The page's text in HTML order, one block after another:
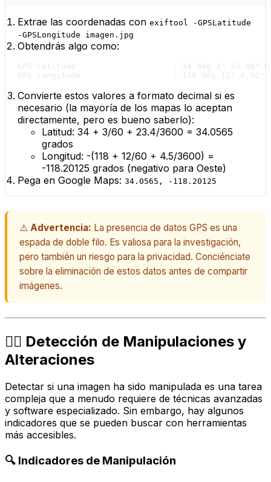
Extrae las coordenadas con exiftool -GPSLatitude
-GPSLongitude imagen.jpg
Obtendrás algo como:
GPS Latitude                    : 34 deg 3' 23.40" N
Convierte estos valores a formato decimal si es
necesario (la mayoría de los mapas lo aceptan
directamente, pero es bueno saberlo):
Latitud: 34 + 3/60 + 23.4/3600 = 34.0565
grados
Longitud: -(118 + 12/60 + 4.5/3600) =
-118.20125 grados (negativo para Oeste)
Pega en Google Maps: 34.0565, -118.20125
⚠️ Advertencia: La presencia de datos GPS es una
espada de doble filo. Es valiosa para la investigación,
pero también un riesgo para la privacidad. Conciénciate
sobre la eliminación de estos datos antes de compartir
imágenes.
🕵️‍♀️ Detección de Manipulaciones y
Alteraciones
Detectar si una imagen ha sido manipulada es una tarea
compleja que a menudo requiere de técnicas avanzadas
y software especializado. Sin embargo, hay algunos
indicadores que se pueden buscar con herramientas
más accesibles.
🔍 Indicadores de Manipulación